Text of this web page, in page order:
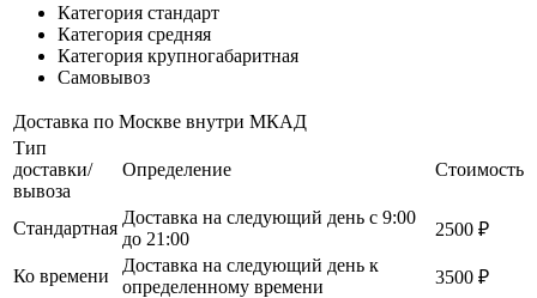
Категория стандарт
Категория средняя
Категория крупногабаритная
Самовывоз
Доставка по Москве внутри МКАД
Тип
доставки/
вывоза
Определение Стоимость
Стандартная
Доставка на следующий день с 9:00
до 21:00
2500 ₽
Ко времени
Доставка на следующий день к
определенному времени
3500 ₽